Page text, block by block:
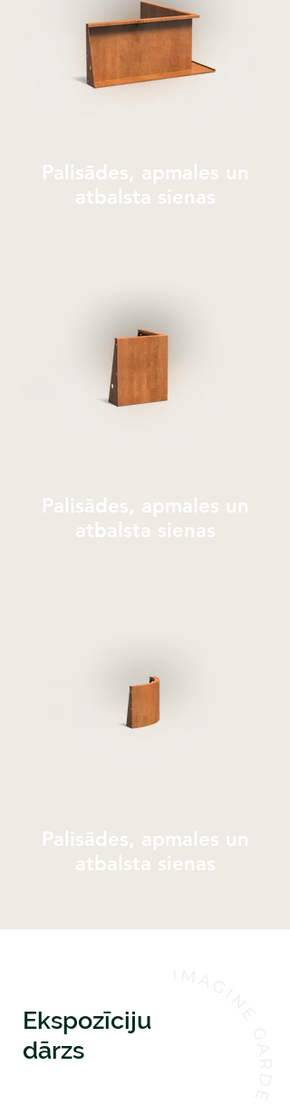
Palisādes, apmales un
atbalsta sienas
Palisādes, apmales un
atbalsta sienas
Palisādes, apmales un
atbalsta sienas
Ekspozīciju
dārzs